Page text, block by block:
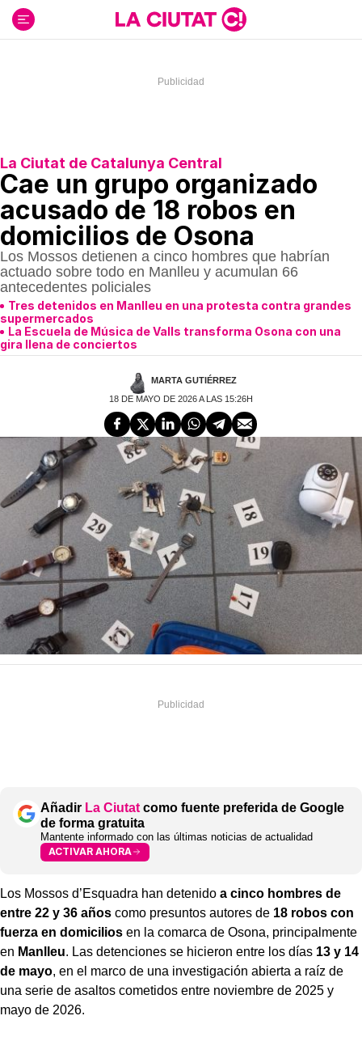
contenido
La Ciutat de Catalunya Central
Cae un grupo organizado
acusado de 18 robos en
domicilios de Osona
Los Mossos detienen a cinco hombres que habrían
actuado sobre todo en Manlleu y acumulan 66
antecedentes policiales
Tres detenidos en Manlleu en una protesta contra grandes
supermercados
La Escuela de Música de Valls transforma Osona con una
gira llena de conciertos
MARTA GUTIÉRREZ
18 DE MAYO DE 2026 A LAS 15:26H
Añadir La Ciutat como fuente preferida de Google
de forma gratuita
Mantente informado con las últimas noticias de actualidad
ACTIVAR AHORA
Los Mossos d’Esquadra han detenido a cinco hombres de
entre 22 y 36 años como presuntos autores de 18 robos con
fuerza en domicilios en la comarca de Osona, principalmente
en Manlleu. Las detenciones se hicieron entre los días 13 y 14
de mayo, en el marco de una investigación abierta a raíz de
una serie de asaltos cometidos entre noviembre de 2025 y
mayo de 2026.